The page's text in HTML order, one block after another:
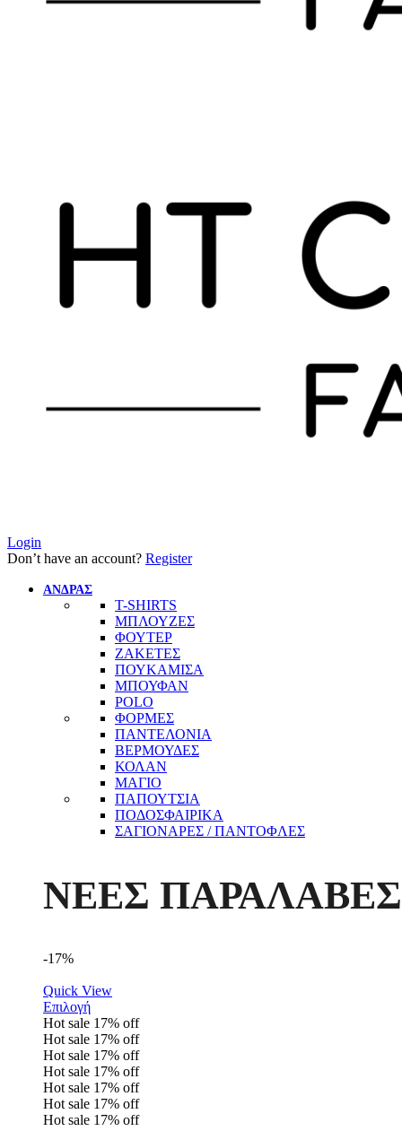
Login
Don’t have an account? Register
ΑΝΔΡΑΣ
T-SHIRTS
ΜΠΛΟΥΖΕΣ
ΦΟΥΤΕΡ
ΖΑΚΕΤΕΣ
ΠΟΥΚΑΜΙΣΑ
ΜΠΟΥΦΑΝ
POLO
ΦΟΡΜΕΣ
ΠΑΝΤΕΛΟΝΙΑ
ΒΕΡΜΟΥΔΕΣ
ΚΟΛΑΝ
ΜΑΓΙΟ
ΠΑΠΟΥΤΣΙΑ
ΠΟΔΟΣΦΑΙΡΙΚΑ
ΣΑΓΙΟΝΑΡΕΣ / ΠΑΝΤΟΦΛΕΣ
ΝΕΕΣ ΠΑΡΑΛΑΒΕΣ
-17%
Quick View
Επιλογή
Hot sale 17% off
Hot sale 17% off
Hot sale 17% off
Hot sale 17% off
Hot sale 17% off
Hot sale 17% off
Hot sale 17% off